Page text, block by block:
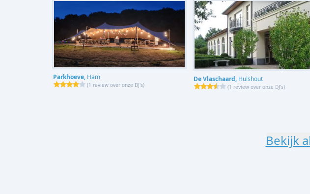
Parkhoeve, Ham
(1 review over onze DJ's)
De Vlaschaard, Hulshout
(1 review over onze DJ's)
Bekijk